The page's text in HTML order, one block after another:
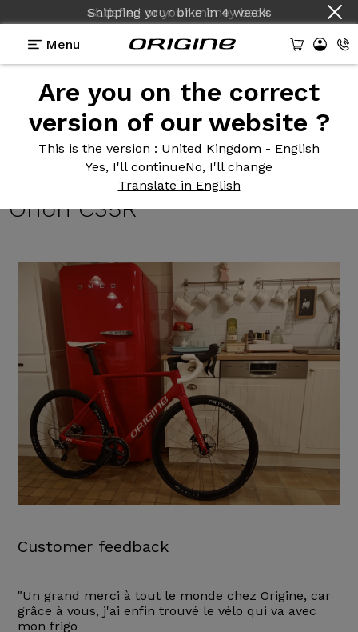
Shipping your bikein4 weeks
Menu
Are you on the correct
version of our website ?
This is the version : United Kingdom - English
Yes, I'll continueNo, I'll change
Translate in English
Reviews> Fraxion GTR - Shimano Ultegra R8000 -
Prymahl Orion C35R
Fraxion GTR- Shimano
Ultegra R8000 - Prymahl
Orion C35R
Customer feedback
"Un grand merci à tout le monde chez Origine, car
grâce à vous, j'ai enfin trouvé le vélo qui va avec
mon frigo